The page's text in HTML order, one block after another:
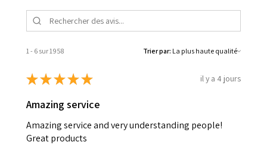
1 - 6 sur 1 958 Trier par:
★★★★★ il y a 4 jours
Amazing service
Amazing service and very understanding people!
Great products